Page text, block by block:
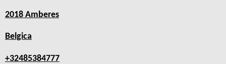
2018 Amberes
Belgica
+32485384777